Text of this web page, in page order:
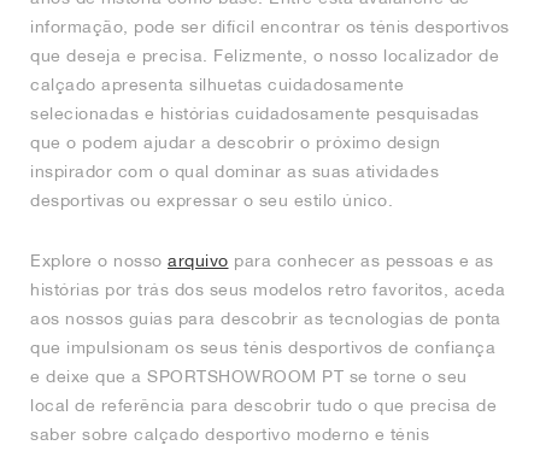
informação, pode ser difícil encontrar os ténis desportivos
que deseja e precisa. Felizmente, o nosso localizador de
calçado apresenta silhuetas cuidadosamente
selecionadas e histórias cuidadosamente pesquisadas
que o podem ajudar a descobrir o próximo design
inspirador com o qual dominar as suas atividades
desportivas ou expressar o seu estilo único.
Explore o nosso arquivo para conhecer as pessoas e as
histórias por trás dos seus modelos retro favoritos, aceda
aos nossos guias para descobrir as tecnologias de ponta
que impulsionam os seus ténis desportivos de confiança
e deixe que a SPORTSHOWROOM PT se torne o seu
local de referência para descobrir tudo o que precisa de
saber sobre calçado desportivo moderno e ténis